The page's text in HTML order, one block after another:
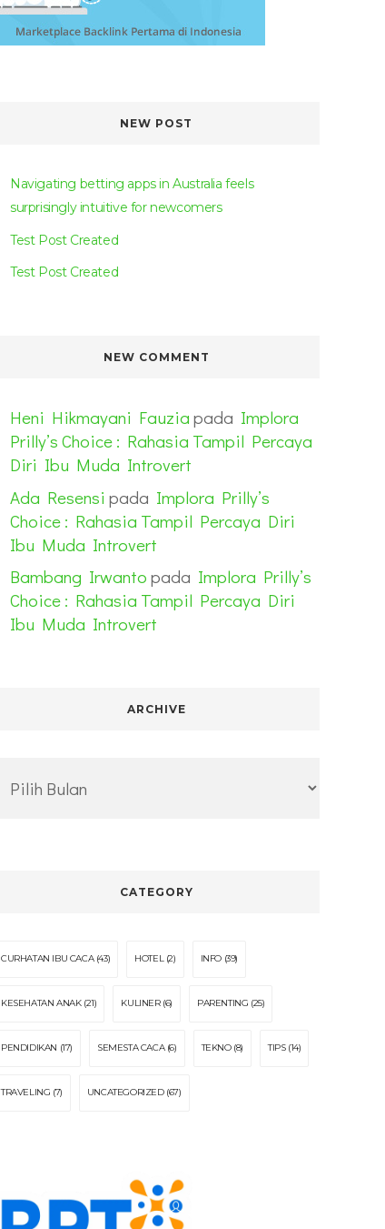
NEW POST
Navigating betting apps in Australia feels
surprisingly intuitive for newcomers
Test Post Created
Test Post Created
NEW COMMENT
Heni Hikmayani Fauzia pada Implora
Prilly’s Choice : Rahasia Tampil Percaya
Diri Ibu Muda Introvert
Ada Resensi pada Implora Prilly’s
Choice : Rahasia Tampil Percaya Diri
Ibu Muda Introvert
Bambang Irwanto pada Implora Prilly’s
Choice : Rahasia Tampil Percaya Diri
Ibu Muda Introvert
ARCHIVE
CATEGORY
CURHATAN IBU CACA(43) HOTEL (2) INFO (39)
KESEHATAN ANAK(21) KULINER(6) PARENTING (25)
PENDIDIKAN (17) SEMESTA CACA(6) TEKNO(8) TIPS(14)
TRAVELING (7) UNCATEGORIZED(67)